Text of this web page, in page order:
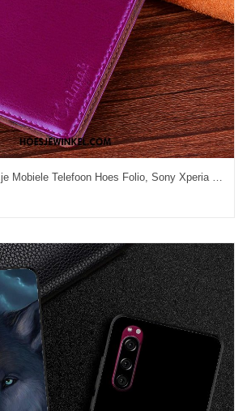
Sony Xperia 5 Hoesje Mobiele Telefoon Hoes Folio, Sony Xperia 5 Hoesje Rood Bedrijf